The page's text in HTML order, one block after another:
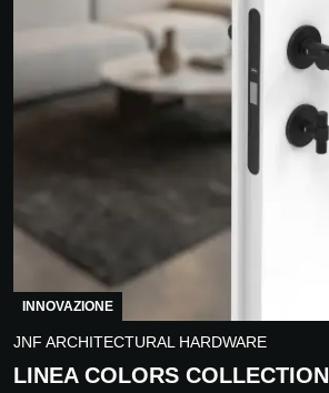
INNOVAZIONE
JNF ARCHITECTURAL HARDWARE
LINEA COLORS COLLECTION